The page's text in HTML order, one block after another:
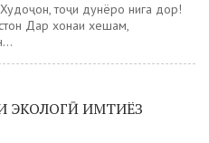
тоҷи дунёро нигаҳ дор!
Дар хонаи хешам,
ЭКОЛОГӢ ИМТИЁЗ